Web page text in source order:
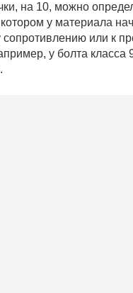
на 10, можно
у материала
или к
у болта